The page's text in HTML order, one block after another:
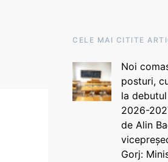
CELE MAI CITITE
Noi
posturi,
la
2026-
de Alin
Gorj: